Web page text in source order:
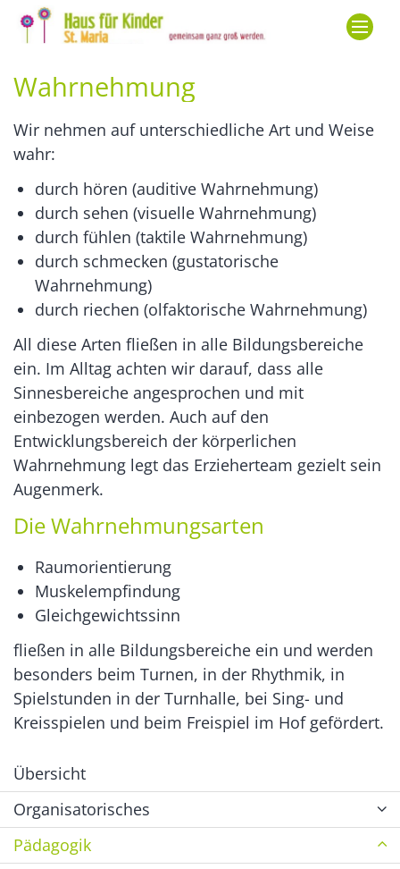
Zum Inhalt springen
Wahrnehmung
Wir nehmen auf unterschiedliche Art und Weise
wahr:
durch hören (auditive Wahrnehmung)
durch sehen (visuelle Wahrnehmung)
durch fühlen (taktile Wahrnehmung)
durch schmecken (gustatorische
Wahrnehmung)
durch riechen (olfaktorische Wahrnehmung)
All diese Arten fließen in alle Bildungsbereiche
ein. Im Alltag achten wir darauf, dass alle
Sinnesbereiche angesprochen und mit
einbezogen werden. Auch auf den
Entwicklungsbereich der körperlichen
Wahrnehmung legt das Erzieherteam gezielt sein
Augenmerk.
Die Wahrnehmungsarten
Raumorientierung
Muskelempfindung
Gleichgewichtssinn
fließen in alle Bildungsbereiche ein und werden
besonders beim Turnen, in der Rhythmik, in
Spielstunden in der Turnhalle, bei Sing- und
Kreisspielen und beim Freispiel im Hof gefördert.
Übersicht
Organisatorisches
Pädagogik